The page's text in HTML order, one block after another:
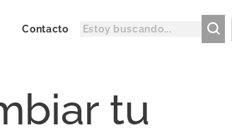
Contacto
tu